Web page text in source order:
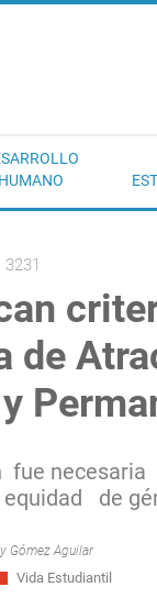
HUMANO
3231
de
fue
de
Gómez Aguilar
Vida Estudiantil